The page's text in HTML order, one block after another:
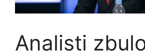
Analisti